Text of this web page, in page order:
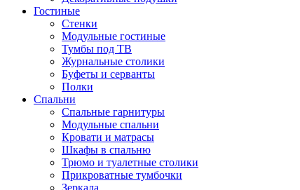
Гостиные
Стенки
Модульные гостиные
Тумбы под ТВ
Журнальные столики
Буфеты и серванты
Полки
Спальни
Спальные гарнитуры
Модульные спальни
Кровати и матрасы
Шкафы в спальню
Трюмо и туалетные столики
Прикроватные тумбочки